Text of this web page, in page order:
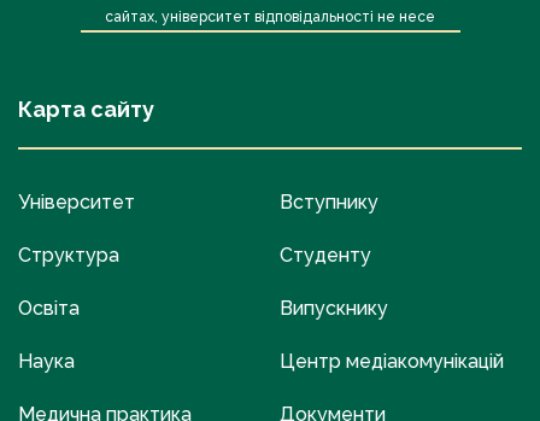
сайтах, університет відповідальності не несе
Карта сайту
Університет
Структура
Освіта
Наука
Медична практика
Вступнику
Студенту
Випускнику
Центр медіакомунікацій
Документи